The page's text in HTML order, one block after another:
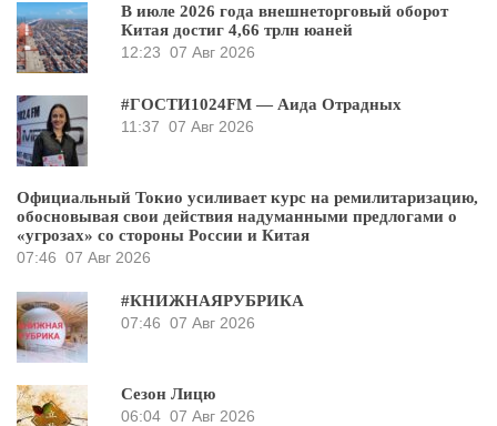
В июле 2026 года внешнеторговый оборот
Китая достиг 4,66 трлн юаней
12:23 07 Авг 2026
#ГОСТИ1024FM — Аида Отрадных
11:37 07 Авг 2026
Официальный Токио усиливает курс на ремилитаризацию,
обосновывая свои действия надуманными предлогами о
«угрозах» со стороны России и Китая
07:46 07 Авг 2026
#КНИЖНАЯРУБРИКА
07:46 07 Авг 2026
Сезон Лицю
06:04 07 Авг 2026